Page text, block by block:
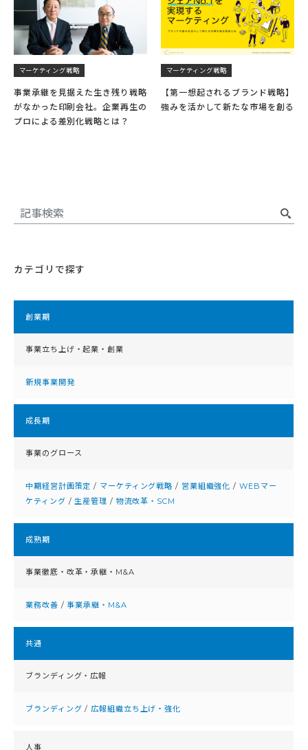
マーケティング戦略
事業承継を見据えた生き残り戦略
がなかった印刷会社。企業再生の
プロによる差別化戦略とは？
マーケティング戦略
【第一想起されるブランド戦略】
強みを活かして新たな市場を創る
カテゴリで探す
創業期
事業立ち上げ・起業・創業
新規事業開発
成⻑期
事業のグロース
中期経営計画策定 / マーケティング戦略 / 営業組織強化 / WEBマー
ケティング /生産管理 / 物流改革・SCM
成熟期
事業徹底・改⾰・承継・M&A
業務改善 /事業承継・M&A
共通
ブランディング・広報
ブランディング /広報組織立ち上げ・強化
人事